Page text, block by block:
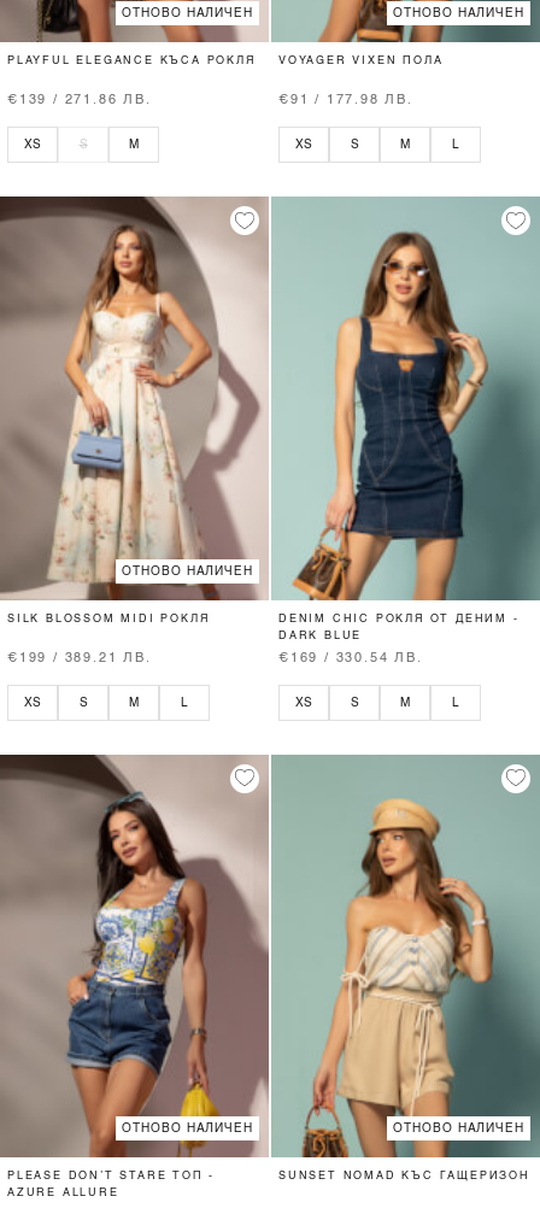
ОТНОВО НАЛИЧЕН
PLAYFUL ELEGANCE КЪСА РОКЛЯ
€139 / 271.86 ЛВ.
XS S M
ОТНОВО НАЛИЧЕН
VOYAGER VIXEN ПОЛА
€91 / 177.98 ЛВ.
XS S M L
ОТНОВО НАЛИЧЕН
SILK BLOSSOM MIDI РОКЛЯ
€199 / 389.21 ЛВ.
XS S M
DENIM CHIC РОКЛЯ ОТ ДЕНИМ -
DARK BLUE
€169 / 330.54 ЛВ.
XS S M
ОТНОВО НАЛИЧЕН
PLEASE DON’T STARE ТОП -
AZURE ALLURE
ОТНОВО НАЛИЧЕН
SUNSET NOMAD КЪС ГАЩЕРИЗОН